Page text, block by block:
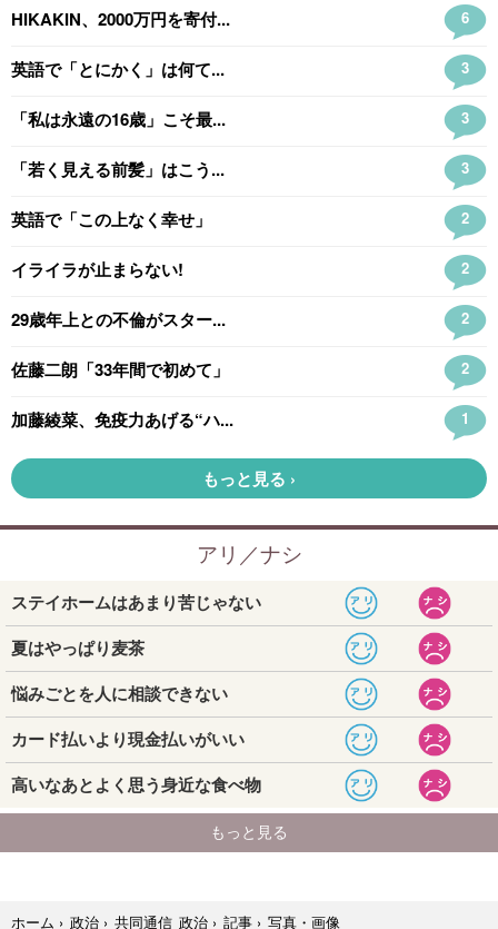
ホーム › 政治 › 共同通信 政治 › 記事 › 写真・画像